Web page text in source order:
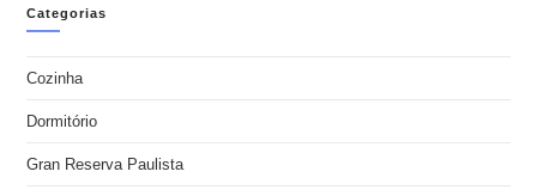
Categorias
Cozinha
Dormitório
Gran Reserva Paulista